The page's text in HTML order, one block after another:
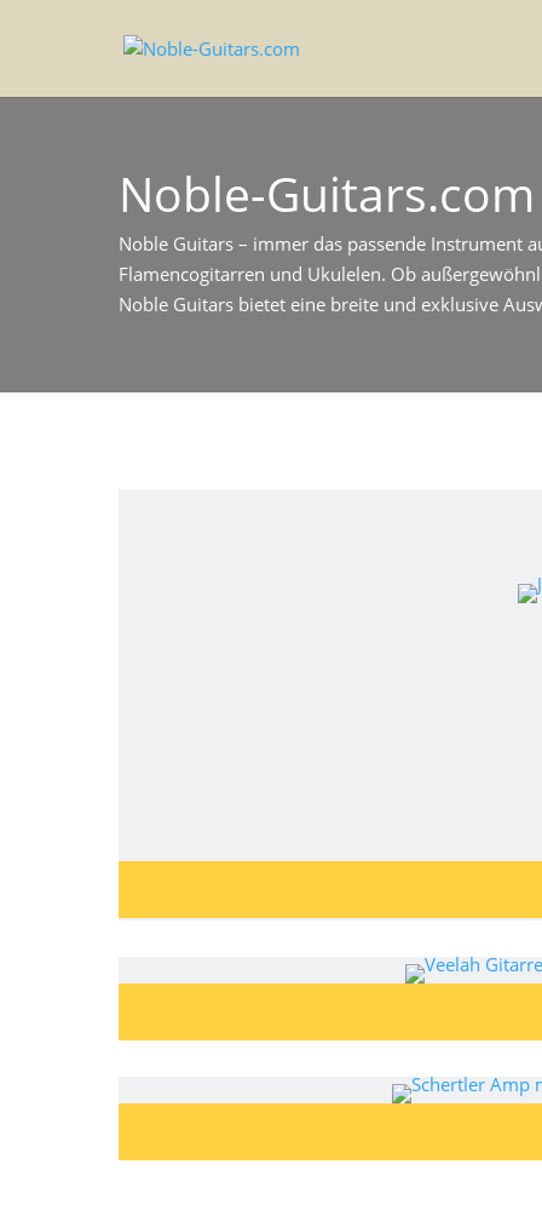
Noble-Guitars.com
Noble Guitars – immer das passende Instrument
Flamencogitarren und Ukulelen. Ob
Noble Guitars bietet eine breite und exklusive